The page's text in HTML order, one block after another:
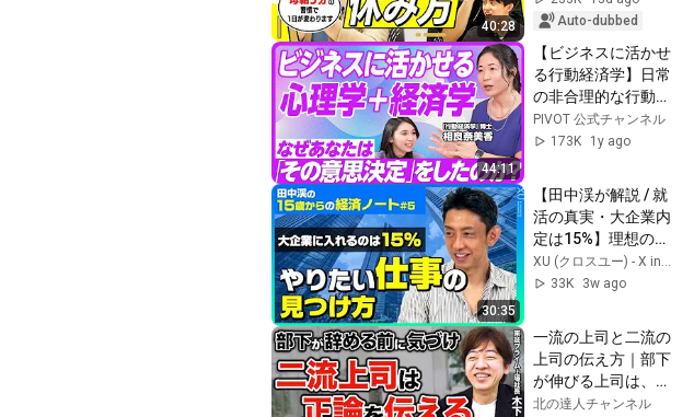
40:28
"Pro Way" to Rest
Pra...
Auto-dubbed
44:11
【ビジネスに活かせ
る行動経済学】日常
の非合理的な行動を
科学する／ビッグテ
ックでも活用される
の意思決定がビジネ
スのカギ／情報処理
の2つのシステム／
相良奈美香氏
【PIVOT TALK】
PIVOT 公式チャンネル
173K
1y ago
30:35
【田中渓が解説 / 就
活の真実・大企業内
定は15%】理想の職
業につくには？ やり
たい仕事の見つけ方
サックスの投資家が
伝授【田中渓の15歳
からの経済ノート】
XU (クロスユー) - X innovation empowers U
33K
3w ago
一流の上司と二流の
上司の伝え方｜部下
が伸びる上司は、何
を伝えているのか？
北の達人チャンネル